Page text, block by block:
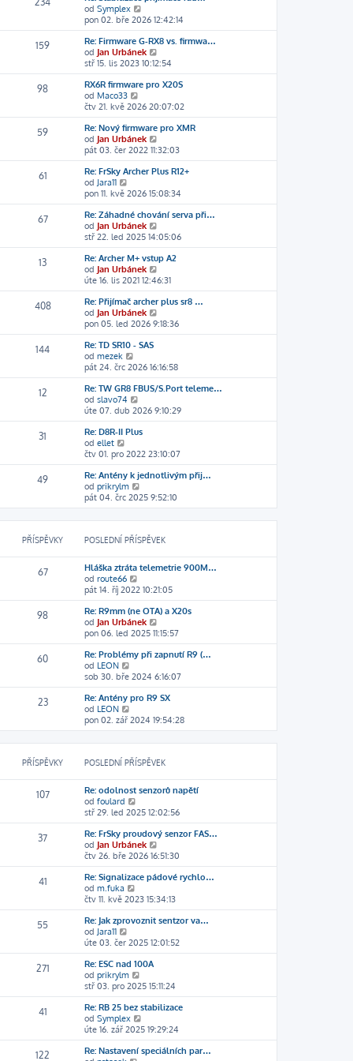
k
p
ě
v
e
k
p
ř
í
s
p
ě
v
e
p
o
s
l
e
d
n
í
ř
í
s
p
ě
v
e
z
i
t
o
s
l
d
n
ř
í
s
ě
v
e
od Symplex
o
b
r
a
z
i
t
o
s
l
e
d
n
í
ř
í
s
p
ě
v
e
k
pon 02. bře 2026 12:42:14
159
Re: Firmware G-RX8 vs. firmwa…
od Jan Urbánek
o
b
r
z
i
t
o
s
l
d
n
í
ř
í
s
ě
v
e
stř 15. lis 2023 10:12:54
98
RX6R firmware pro X20S
od Maco33
o
b
r
a
z
i
t
o
s
l
e
d
n
í
p
ř
í
s
p
ě
v
e
čtv 21. kvě 2026 20:07:02
59
Re: Nový firmware pro XMR
od Jan Urbánek
o
b
r
z
i
t
o
s
l
d
n
í
ř
í
ě
v
e
pát 03. čer 2022 11:32:03
61
Re: FrSky Archer Plus R12+
od Jara11
o
b
r
a
z
i
t
p
o
s
l
e
d
n
í
p
ř
í
s
p
ě
v
e
pon 11. kvě 2026 15:08:34
67
Re: Záhadné chování serva při…
od Jan Urbánek
o
b
r
z
i
t
o
s
d
n
í
ř
í
ě
v
e
stř 22. led 2025 14:05:06
13
Re: Archer M+ vstup A2
od Jan Urbánek
o
b
r
z
i
o
s
l
d
n
ř
í
s
ě
e
úte 16. lis 2021 12:46:31
408
Re: Přijímač archer plus sr8 …
od Jan Urbánek
o
b
z
i
t
o
s
d
n
í
ř
í
s
ě
v
e
pon 05. led 2026 9:18:36
144
Re: TD SR10 - SAS
od mezek
o
b
r
a
z
i
t
o
s
l
e
d
n
í
p
ř
í
s
p
ě
v
e
k
pát 24. črc 2026 16:16:58
12
Re: TW GR8 FBUS/S.Port teleme…
od slavo74
o
b
r
z
i
t
p
o
s
l
d
í
ř
í
s
p
ě
v
e
úte 07. dub 2026 9:10:29
31
Re: D8R-II Plus
od ellet
o
b
r
a
z
i
t
o
l
e
d
p
ř
í
s
p
ě
v
e
k
čtv 01. pro 2022 23:10:07
49
Re: Antény k jednotlivým přij…
od prikrylm
o
b
r
z
t
p
o
s
l
e
d
í
p
ř
í
s
ě
v
pát 04. črc 2025 9:52:10
PŘÍSPĚVKY POSLEDNÍ PŘÍSPĚVEK
67
Hláška ztráta telemetrie 900M…
od route66
o
b
r
a
z
i
t
o
s
l
d
n
í
ř
í
s
ě
v
e
k
pát 14. říj 2022 10:21:05
98
Re: R9mm (ne OTA) a X20s
od Jan Urbánek
o
b
r
z
i
t
o
s
l
d
í
ř
í
s
ě
v
e
pon 06. led 2025 11:15:57
60
Re: Problémy při zapnutí R9 (…
od LEON
o
b
r
z
i
t
o
l
e
d
í
p
ř
í
s
p
ě
v
e
sob 30. bře 2024 6:16:07
23
Re: Antény pro R9 SX
od LEON
o
b
r
z
p
o
s
l
e
d
í
p
ř
í
s
ě
v
e
k
pon 02. zář 2024 19:54:28
PŘÍSPĚVKY POSLEDNÍ PŘÍSPĚVEK
107
Re: odolnost senzorů napětí
od foulard
o
b
r
a
z
i
t
o
s
l
d
n
í
p
ř
í
s
p
ě
v
e
stř 29. led 2025 12:02:56
37
Re: FrSky proudový senzor FAS…
od Jan Urbánek
o
b
r
z
i
t
o
s
d
n
í
ř
í
s
čtv 26. bře 2026 16:51:30
41
Re: Signalizace pádové rychlo…
od m.fuka
o
b
r
z
i
t
p
o
s
l
e
d
n
í
čtv 11. kvě 2023 15:34:13
55
Re: Jak zprovoznit sentzor va…
od Jara11
o
b
r
a
z
i
t
p
o
s
l
úte 03. čer 2025 12:01:52
271
Re: ESC nad 100A
od prikrylm
o
b
r
a
z
i
t
stř 03. pro 2025 15:11:24
41
Re: RB 25 bez stabilizace
od Symplex
o
b
r
úte 16. zář 2025 19:29:24
122
Re: Nastavení speciálních par…